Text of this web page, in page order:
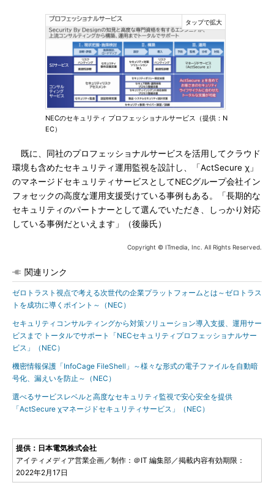
NECのセキュリティ プロフェッショナルサービス（提供：N
EC）
既に、同社のプロフェッショナルサービスを活用してクラウド
環境も含めたセキュリティ運用監視を設計し、「ActSecure χ」
のマネージドセキュリティサービスとしてNECグループ会社イン
フォセックの高度な運用支援受けている事例もある。「長期的な
セキュリティのパートナーとして選んでいただき、しっかり対応
している事例だといえます」（後藤氏）
Copyright © ITmedia, Inc. All Rights Reserved.
関連リンク
ゼロトラスト視点で考える次世代の企業プラットフォームとは～ゼロトラス
トを成功に導くポイント～（NEC）
セキュリティコンサルティングから対策ソリューション導入支援、運用サー
ビスまで トータルでサポート「NECセキュリティプロフェッショナルサー
ビス」（NEC）
機密情報保護「InfoCage FileShell」～様々な形式の電子ファイルを自動暗
号化、漏えいを防止～（NEC）
選べるサービスレベルと高度なセキュリティ監視で安心安全を提供
「ActSecure χマネージドセキュリティサービス」（NEC）
提供：日本電気株式会社
アイティメディア営業企画／制作：＠IT 編集部／掲載内容有効期限：
2022年2月17日